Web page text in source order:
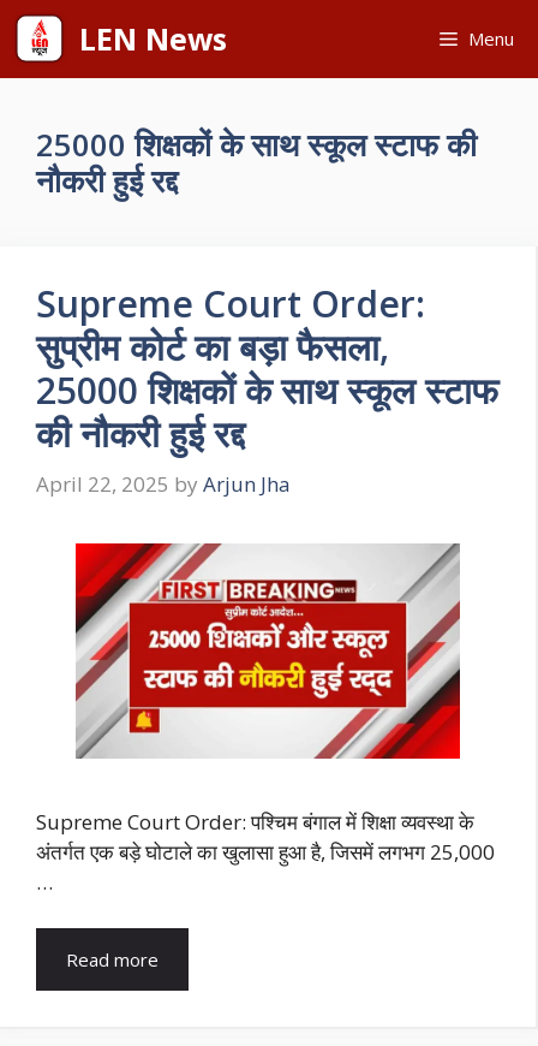
Skip
content
LEN News Menu
25000 शिक्षकों के साथ स्कूल स्टाफ की
नौकरी हुई रद्द
Supreme Court Order:
सुप्रीम कोर्ट का बड़ा फैसला,
25000 शिक्षकों के साथ स्कूल स्टाफ
की नौकरी हुई रद्द
April 22, 2025 by Arjun Jha
Supreme Court Order: पश्चिम बंगाल में शिक्षा व्यवस्था के
अंतर्गत एक बड़े घोटाले का खुलासा हुआ है, जिसमें लगभग 25,000
…
Read more